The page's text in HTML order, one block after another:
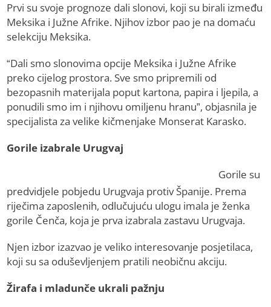
Prvi su svoje prognoze dali slonovi, koji su birali između
Meksika i Južne Afrike. Njihov izbor pao je na domaću
selekciju Meksika.
“Dali smo slonovima opcije Meksika i Južne Afrike
preko cijelog prostora. Sve smo pripremili od
bezopasnih materijala poput kartona, papira i ljepila, a
ponudili smo im i njihovu omiljenu hranu”, objasnila je
specijalista za velike kičmenjake Monserat Karasko.
Gorile izabrale Urugvaj
Gorile su
predvidjele pobjedu Urugvaja protiv Španije. Prema
riječima zaposlenih, odlučujuću ulogu imala je ženka
gorile Čenča, koja je prva izabrala zastavu Urugvaja.
Njen izbor izazvao je veliko interesovanje posjetilaca,
koji su sa oduševljenjem pratili neobičnu akciju.
Žirafa i mladunče ukrali pažnju